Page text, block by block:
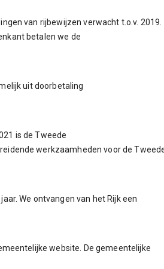
van rijbewijzen verwacht t.o.v. 2019.
betalen we de
uit doorbetaling
is de Tweede
werkzaamheden voor de
We ontvangen van het Rijk een
website. De gemeentelijke